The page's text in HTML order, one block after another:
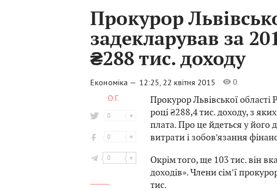
Волинь
Чернівці
Хмельницький
Вінниця
Прокурор
задекларував за
₴288 тис. доходу
Економіка — 12:25, 22 квітня 2015
0
О.Г.
0
0
0
Прокурор Львівської
році ₴288,4 тис. доходу, з
плата. Про це йдеться у його
витрати і зобов’язання
Окрім того, ще 103 тис. він
доходів». Члени сім’ї
тис.